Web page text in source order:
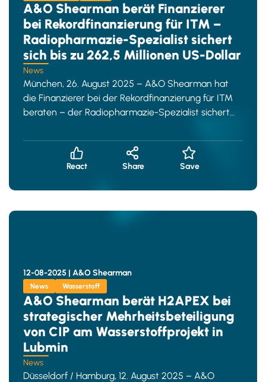
A&O Shearman berät Finanzierer
bei Rekordfinanzierung für ITM –
Radiopharmazie-Spezialist sichert
sich bis zu 262,5 Millionen US-Dollar
News
München, 26. August 2025 – A&O Shearman hat
die Finanzierer bei der Rekordfinanzierung für ITM
beraten – der Radiopharmazie-Spezialist sichert
React Share Save
12-08-2025 | A&O Shearman
News Wasserstoff
A&O Shearman berät H2APEX bei
strategischer Mehrheitsbeteiligung
von CIP am Wasserstoffprojekt in
Lubmin
News
Düsseldorf / Hamburg, 12. August 2025 – A&O